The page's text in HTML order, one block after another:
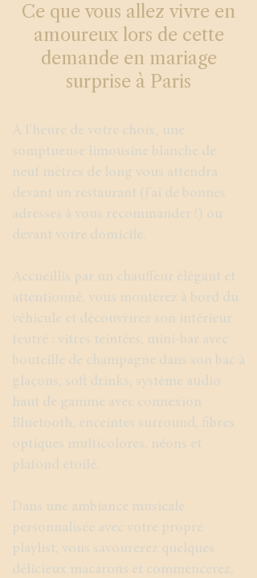
Ce que vous allez vivre en
amoureux lors de cette
demande en mariage
surprise à Paris
À l’heure de votre choix, une
somptueuse limousine blanche de
neuf mètres de long vous attendra
devant un restaurant (j'ai de bonnes
adresses à vous recommander !) ou
devant votre domicile.
Accueillis par un chauffeur élégant et
attentionné, vous monterez à bord du
véhicule et découvrirez son intérieur
feutré : vitres teintées, mini-bar avec
bouteille de champagne dans son bac à
glaçons, soft drinks, système audio
haut de gamme avec connexion
Bluetooth, enceintes surround, fibres
optiques multicolores, néons et
plafond étoilé.
Dans une ambiance musicale
personnalisée avec votre propre
playlist, vous savourerez quelques
délicieux macarons et commencerez,